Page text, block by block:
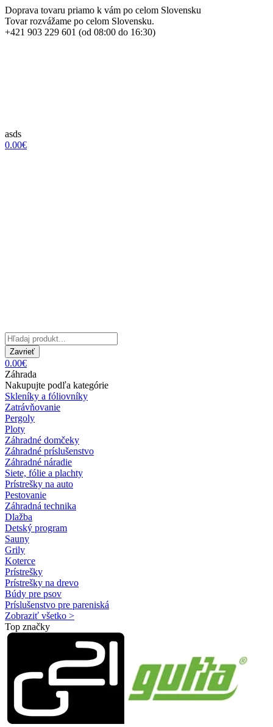
Doprava tovaru priamo k vám po celom Slovensku
Tovar rozvážame po celom Slovensku.
+421 903 229 601 (od 08:00 do 16:30)
asds
0.00€
Zavrieť
0.00€
Záhrada
Nakupujte podľa kategórie
Skleníky a fóliovníky
Zatrávňovanie
Pergoly
Ploty
Záhradné domčeky
Záhradné príslušenstvo
Záhradné náradie
Siete, fólie a plachty
Prístrešky na auto
Pestovanie
Záhradná technika
Dlažba
Detský program
Sauny
Grily
Koterce
Prístrešky
Prístrešky na drevo
Búdy pre psov
Príslušenstvo pre pareniská
Zobraziť všetko >
Top značky